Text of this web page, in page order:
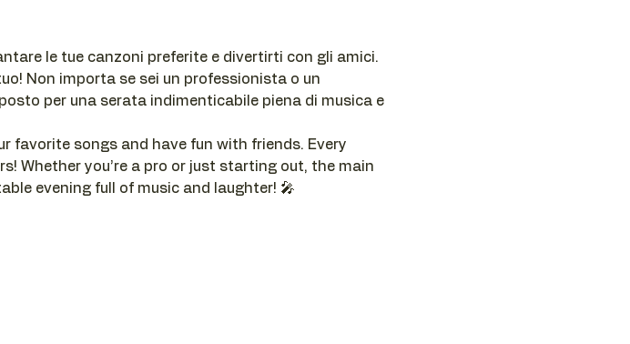
le tue canzoni preferite e divertirti con gli amici.
Non importa se sei un professionista o un
per una serata indimenticabile piena di musica e
favorite songs and have fun with friends. Every
Whether you’re a pro or just starting out, the main
evening full of music and laughter! 🎤